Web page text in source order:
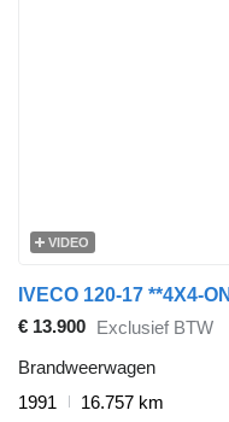
VIDEO
€ 13.900 Exclusief BTW
Brandweerwagen
1991
16.757 km